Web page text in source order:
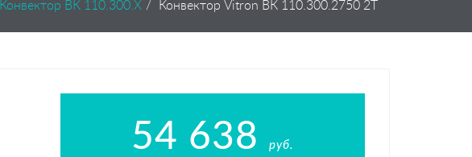
Конвектор ВК 110.300.Х Конвектор Vitron ВК 110.300.2750 2Т
54 638 руб.